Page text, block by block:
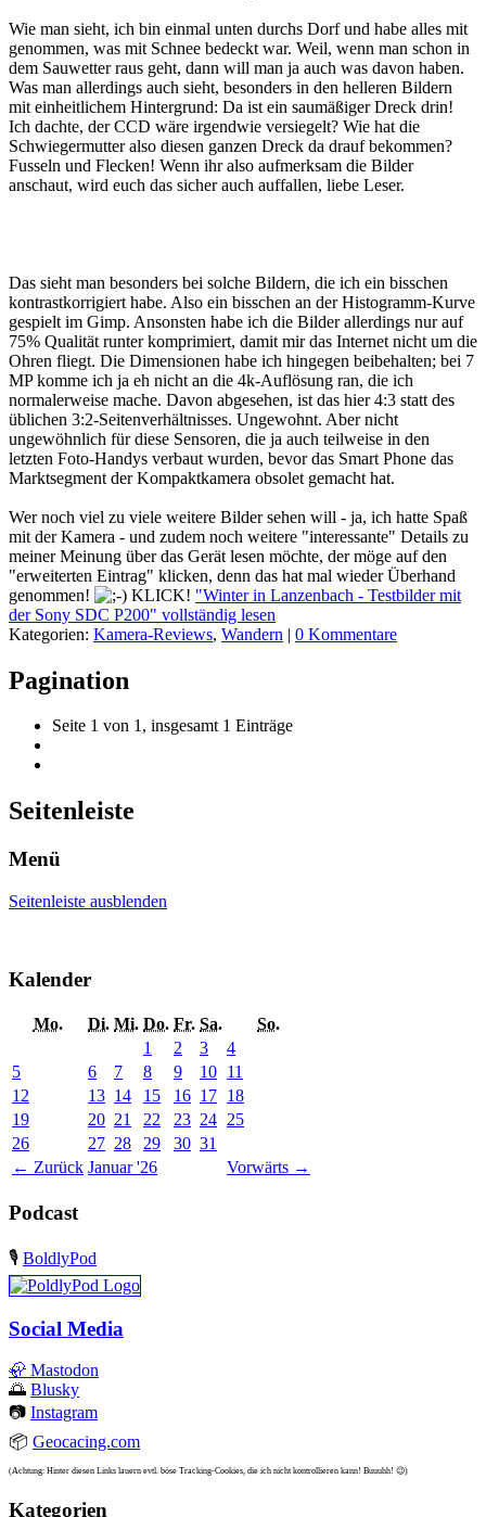
Wie man sieht, ich bin einmal unten durchs Dorf und habe alles mit
genommen, was mit Schnee bedeckt war. Weil, wenn man schon in
dem Sauwetter raus geht, dann will man ja auch was davon haben.
Was man allerdings auch sieht, besonders in den helleren Bildern
mit einheitlichem Hintergrund: Da ist ein saumäßiger Dreck drin!
Ich dachte, der CCD wäre irgendwie versiegelt? Wie hat die
Schwiegermutter also diesen ganzen Dreck da drauf bekommen?
Fusseln und Flecken! Wenn ihr also aufmerksam die Bilder
anschaut, wird euch das sicher auch auffallen, liebe Leser.
Das sieht man besonders bei solche Bildern, die ich ein bisschen
kontrastkorrigiert habe. Also ein bisschen an der Histogramm-Kurve
gespielt im Gimp. Ansonsten habe ich die Bilder allerdings nur auf
75% Qualität runter komprimiert, damit mir das Internet nicht um die
Ohren fliegt. Die Dimensionen habe ich hingegen beibehalten; bei 7
MP komme ich ja eh nicht an die 4k-Auflösung ran, die ich
normalerweise mache. Davon abgesehen, ist das hier 4:3 statt des
üblichen 3:2-Seitenverhältnisses. Ungewohnt. Aber nicht
ungewöhnlich für diese Sensoren, die ja auch teilweise in den
letzten Foto-Handys verbaut wurden, bevor das Smart Phone das
Marktsegment der Kompaktkamera obsolet gemacht hat.
Wer noch viel zu viele weitere Bilder sehen will - ja, ich hatte Spaß
mit der Kamera - und zudem noch weitere "interessante" Details zu
meiner Meinung über das Gerät lesen möchte, der möge auf den
"erweiterten Eintrag" klicken, denn das hat mal wieder Überhand
genommen!
KLICK! "Winter in Lanzenbach - Testbilder mit
der Sony SDC P200" vollständig lesen
Kategorien: Kamera-Reviews, Wandern | 0 Kommentare
Pagination
Seite 1 von 1, insgesamt 1 Einträge
Seitenleiste
Menü
Seitenleiste ausblenden
Kalender
Mo. Di. Mi. Do. Fr. Sa. So.
← Zurück Januar '26 Vorwärts →
1 2 3
4
5
6 7 8 9 10 11
12
13 14 15 16 17 18
19
20 21 22 23 24 25
26
27 28 29 30 31
Podcast
🎙️ BoldlyPod
Social Media
🦣 Mastodon
🌅 Blusky
📷 Instagram
📦 Geocacing.com
(Achtung: Hinter diesen Links lauern evtl. böse Tracking-Cookies, die ich nicht kontrollieren kann! Buuuhh! 😉)
Kategorien